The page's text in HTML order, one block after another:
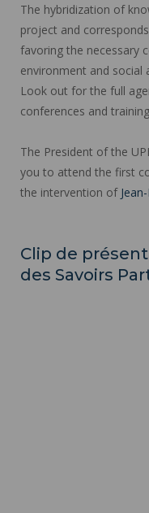
The hybridization of
project and
favoring the necessary
environment and social
Look out for the full
conferences and
The President of the
you to attend the first
the intervention of
Clip de
des Savoirs